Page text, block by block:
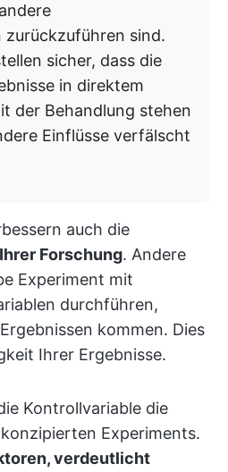
sind.
sicher, dass die
in direktem
der Behandlung stehen
Einflüsse verfälscht
auch die
Forschung. Andere
Experiment mit
durchführen,
kommen. Dies
Ihrer Ergebnisse.
Kontrollvariable die
Experiments.
verdeutlicht